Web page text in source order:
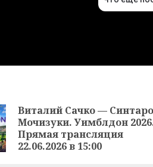
Виталий Сачко — Синтаро
Мочизуки. Уимблдон
Прямая трансляция
22.06.2026 в 15:00